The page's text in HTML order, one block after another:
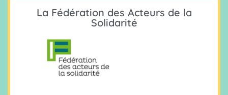
La Fédération des Acteurs de la
Solidarité